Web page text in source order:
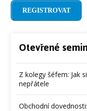
REGISTROVAT
Otevřené
Z kolegy šéfem: Jak
nepřátele
Obchodní